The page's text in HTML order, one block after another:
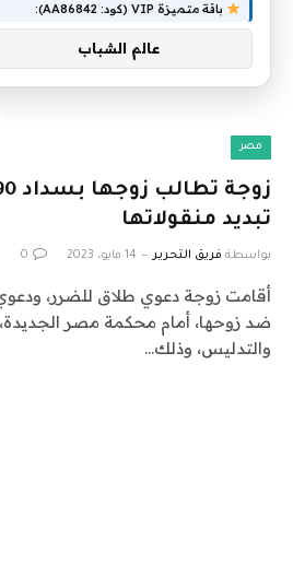
مصر
تبديد منقولاتها
بواسطة فريق التحرير 14 مايو، 2023 0
أقامت زوجة دعوي طلاق للضرر،
ضد زوحها، أمام محكمة مصر
والتدليس، وذلك…
باقة متميزة VIP (كود: AA86842):
عالم الشباب